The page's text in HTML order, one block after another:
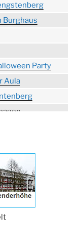
Burghaus
Party
Aula